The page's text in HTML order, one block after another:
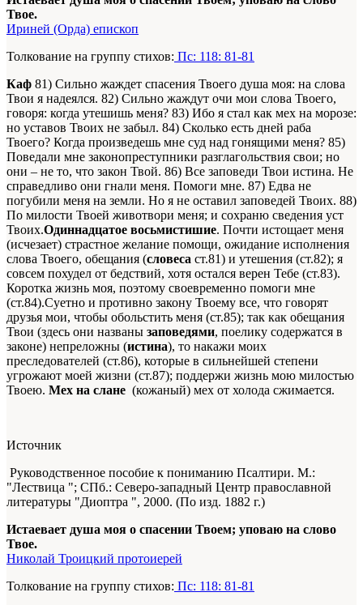
Твое.
Ириней (Орда) епископ
Толкование на группу стихов: Пс: 118: 81-81
Каф 81) Сильно жаждет спасения Твоего душа моя: на слова
Твои я надеялся. 82) Сильно жаждут очи мои слова Твоего,
говоря: когда утешишь меня? 83) Ибо я стал как мех на морозе:
но уставов Твоих не забыл. 84) Сколько есть дней раба
Твоего? Когда произведешь мне суд над гонящими меня? 85)
Поведали мне законопреступники разглагольствия свои; но
они – не то, что закон Твой. 86) Все заповеди Твои истина. Не
справедливо они гнали меня. Помоги мне. 87) Едва не
погубили меня на земли. Но я не оставил заповедей Твоих. 88)
По милости Твоей животвори меня; и сохраню сведения уст
Твоих.Одиннадцатое восьмистишие. Почти истощает меня
(исчезает) страстное желание помощи, ожидание исполнения
слова Твоего, обещания (словеса ст.81) и утешения (ст.82); я
совсем похудел от бедствий, хотя остался верен Тебе (ст.83).
Коротка жизнь моя, поэтому своевременно помоги мне
(ст.84).Суетно и противно закону Твоему все, что говорят
друзья мои, чтобы обольстить меня (ст.85); так как обещания
Твои (здесь они названы заповедями, поелику содержатся в
законе) непреложны (истина), то накажи моих
преследователей (ст.86), которые в сильнейшей степени
угрожают моей жизни (ст.87); поддержи жизнь мою милостью
Твоею. Мех на слане ­­ (кожаный) мех от холода сжимается.
Источник
Руководственное пособие к пониманию Псалтири. М.:
"Лествица "; СПб.: Северо-западный Центр православной
литературы "Диоптра ", 2000. (По изд. 1882 г.)
Истаевает душа моя о спасении Твоем; уповаю на слово
Твое.
Николай Троицкий протоиерей
Толкование на группу стихов: Пс: 118: 81-81